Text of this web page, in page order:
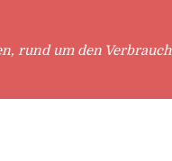
rund um den